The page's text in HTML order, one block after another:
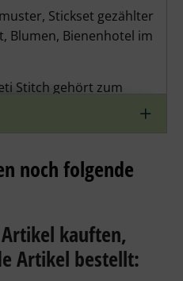
Stickset gezählter
Blumen, Bienenhotel im
Stitch gehört zum
Stickpackung in der
für Anfänger und
umfassen die
Städte, Tiere,
und weihnachtliche
noch folgende
kauften,
Artikel bestellt: